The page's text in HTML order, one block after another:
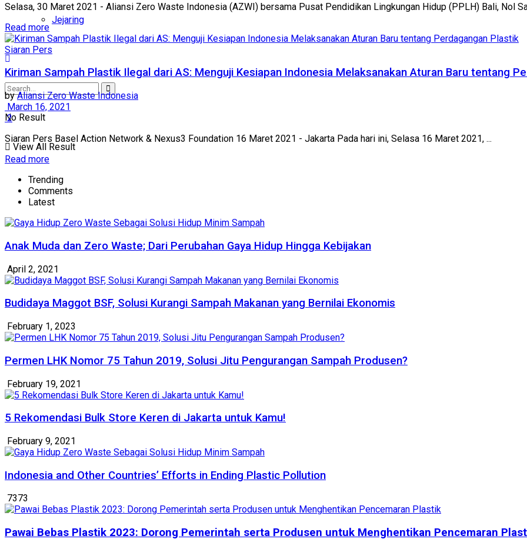
Jejaring
No Result
View All Result
Selasa, 30 Maret 2021 - Aliansi Zero Waste Indonesia (AZWI) bersama Pusat Pendidikan Lingkungan Hidup (PPLH) Bali, Nol
Read more
Siaran Pers
Kiriman Sampah Plastik Ilegal dari AS: Menguji Kesiapan Indonesia Melaksanakan Aturan Baru tentang
by Aliansi Zero Waste Indonesia
March 16, 2021
2
Siaran Pers Basel Action Network & Nexus3 Foundation 16 Maret 2021 - Jakarta Pada hari ini, Selasa 16 Maret 2021, ...
Read more
Trending
Comments
Latest
Anak Muda dan Zero Waste; Dari Perubahan Gaya Hidup Hingga Kebijakan
April 2, 2021
Budidaya Maggot BSF, Solusi Kurangi Sampah Makanan yang Bernilai Ekonomis
February 1, 2023
Permen LHK Nomor 75 Tahun 2019, Solusi Jitu Pengurangan Sampah Produsen?
February 19, 2021
5 Rekomendasi Bulk Store Keren di Jakarta untuk Kamu!
February 9, 2021
Indonesia and Other Countries’ Efforts in Ending Plastic Pollution
7373
Pawai Bebas Plastik 2023: Dorong Pemerintah serta Produsen untuk Menghentikan Pencemaran